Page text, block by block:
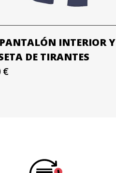
INTERIOR Y
DE TIRANTES
€